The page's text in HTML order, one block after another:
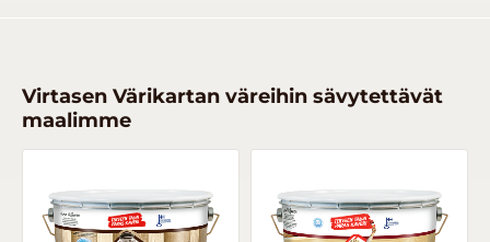
Virtasen Värikartan väreihin sävytettävät
maalimme